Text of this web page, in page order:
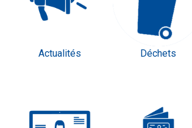
Actualités Déchets